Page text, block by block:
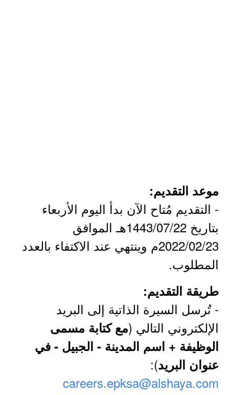
موعد التقديم:
- التقديم مُتاح الآن بدأ اليوم الأربعاء
بتاريخ 1443/07/22هـ الموافق
2022/02/23م وينتهي عند الاكتفاء بالعدد
المطلوب.
طريقة التقديم:
- تُرسل السيرة الذاتية إلى البريد
الإلكتروني التالي (مع كتابة مسمى
الوظيفة + اسم المدينة - الجبيل - في
عنوان البريد):
careers.epksa@alshaya.com